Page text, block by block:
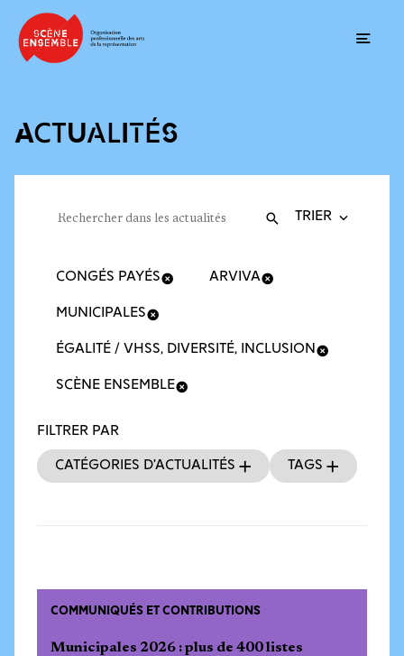
ACTUALITÉS
Recherche
Valider
FILTRER PAR
Catégories d’actualités Tags
CONGÉS PAYÉS ARVIVA
MUNICIPALES
ÉGALITÉ / VHSS, DIVERSITÉ, INCLUSION
SCÈNE ENSEMBLE
COMMUNIQUÉS ET CONTRIBUTIONS
Municipales 2026 : plus de 400 listes